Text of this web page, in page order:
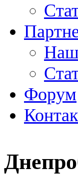
Форум